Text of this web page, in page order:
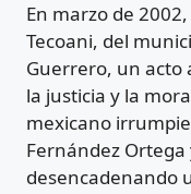
En marzo de
Tecoani, del
Guerrero, un acto
la justicia y la
mexicano
Fernández
desencadenando